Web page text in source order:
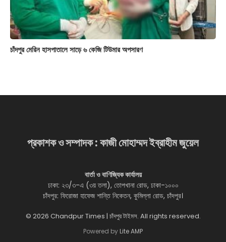
চাঁদপুর মেরিন হাসপাতালে সাড়ে ৬ কেজি টিউমার অপসারণ
প্রকাশক ও সম্পাদক : কাজী মোহাম্মদ ইব্রাহীম জুয়েল
বার্তা ও বাণিজ্যিক কার্যালয়
ঢাকা: ২৩/৩-এ (৩য় তলা), তোপখানা রোড, ঢাকা-১০০০
চাঁদপুর: ফিরোজা হাফেজ শান্তি নিকেতন, কুমিল্লা রোড, চাঁদপুর।
© 2026 Chandpur Times | চাঁদপুর টাইমস. All rights reserved.
Powered by Lite AMP